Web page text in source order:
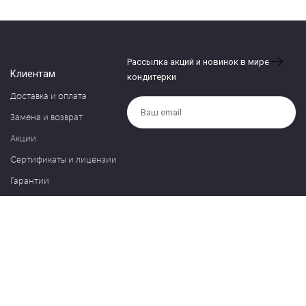
Клиентам
Доставка и оплата
Замена и возврат
Акции
Сертификаты и лицензии
Гарантии
Рассылка акций и новинок в мире
кондитерки